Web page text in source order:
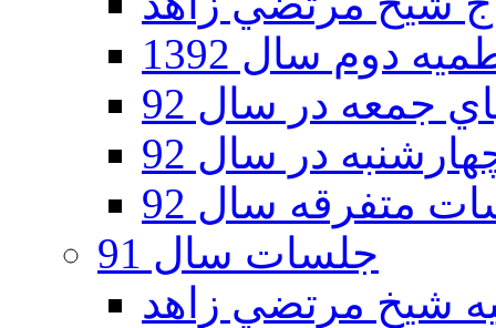
دوم سال 1392
جمعه در سال 92
در سال 92
متفرقه سال 92
جلسات سال 91